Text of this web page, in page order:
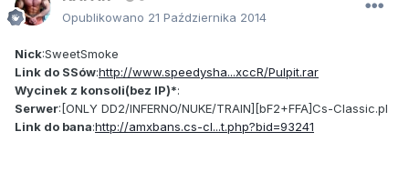
Opublikowano 21 Października 2014
Nick:SweetSmoke
Link do SSów:http://www.speedysha...xccR/Pulpit.rar
Wycinek z konsoli(bez IP)*:
Serwer:[ONLY DD2/INFERNO/NUKE/TRA​IN][bF2+FFA]Cs-Class​ic.pl
Link do bana:http://amxbans.cs-cl...t.php?bid=93241